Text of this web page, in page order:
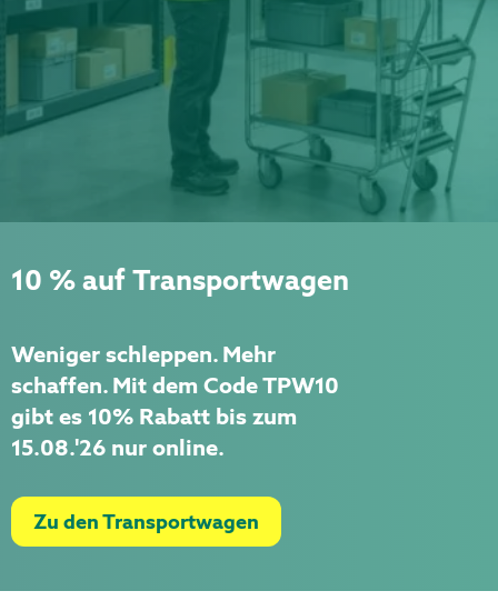
10 % auf Transportwagen
Weniger schleppen. Mehr
schaffen. Mit dem Code TPW10
gibt es 10% Rabatt bis zum
15.08.'26 nur online.
Zu den Transportwagen